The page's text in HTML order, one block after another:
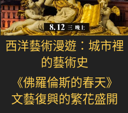
西洋藝術漫遊：城市裡
的藝術史
《佛羅倫斯的春天》
文藝復興的繁花盛開